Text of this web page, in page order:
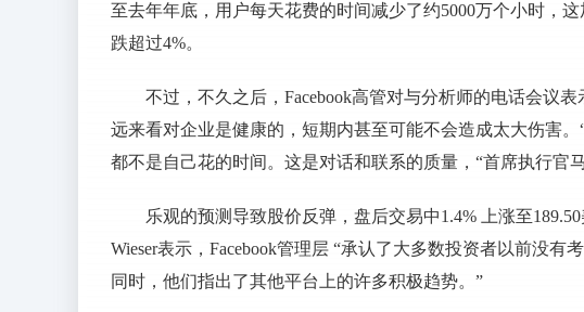
至去年年底，用户每天花费的时间减少了约5000万个小时，
跌超过4%。
不过，不久之后，Facebook高管对与分析师的电话会议
远来看对企业是健康的，短期内甚至可能不会造成太大伤害
都不是自己花的时间。这是对话和联系的质量，“首席执行官
乐观的预测导致股价反弹，盘后交易中1.4% 上涨至189.50
Wieser表示，Facebook管理层 “承认了大多数投资者以前没
同时，他们指出了其他平台上的许多积极趋势。”